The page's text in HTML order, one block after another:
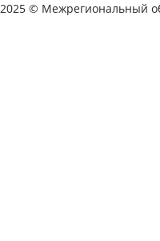
2025 © Межрегиональный